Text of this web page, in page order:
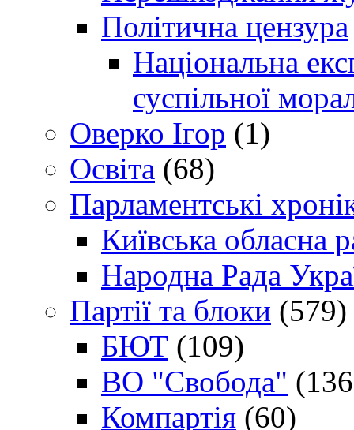
Політична цензура
Національна
суспільної
Оверко Ігор (1)
Освіта (68)
Парламентські
Київська обласна
Народна Рада
Партії та блоки (579)
БЮТ (109)
ВО "Свобода"
Компартія (60)